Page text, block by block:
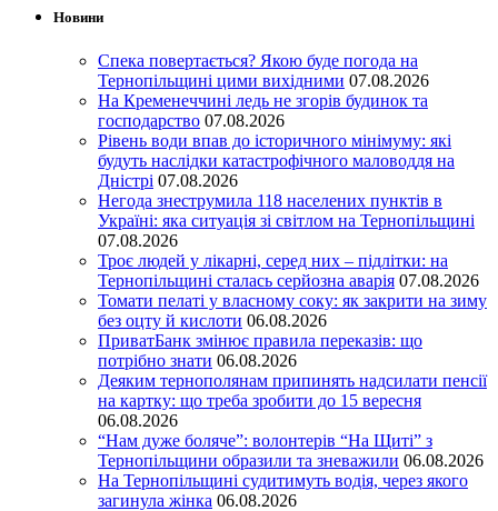
Новини
Спека повертається? Якою буде погода на
Тернопільщині цими вихідними 07.08.2026
На Кременеччині ледь не згорів будинок та
господарство 07.08.2026
Рівень води впав до історичного мінімуму: які
будуть наслідки катастрофічного маловоддя на
Дністрі 07.08.2026
Негода знеструмила 118 населених пунктів в
Україні: яка ситуація зі світлом на Тернопільщині
07.08.2026
Троє людей у лікарні, серед них – підлітки: на
Тернопільщині сталась серйозна аварія 07.08.2026
Томати пелаті у власному соку: як закрити на зиму
без оцту й кислоти 06.08.2026
ПриватБанк змінює правила переказів: що
потрібно знати 06.08.2026
Деяким тернополянам припинять надсилати пенсії
на картку: що треба зробити до 15 вересня
06.08.2026
“Нам дуже боляче”: волонтерів “На Щиті” з
Тернопільщини образили та зневажили 06.08.2026
На Тернопільщині судитимуть водія, через якого
загинула жінка 06.08.2026